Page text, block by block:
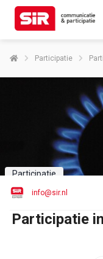
Participatie
Participatie
info@sir.nl
Participatie